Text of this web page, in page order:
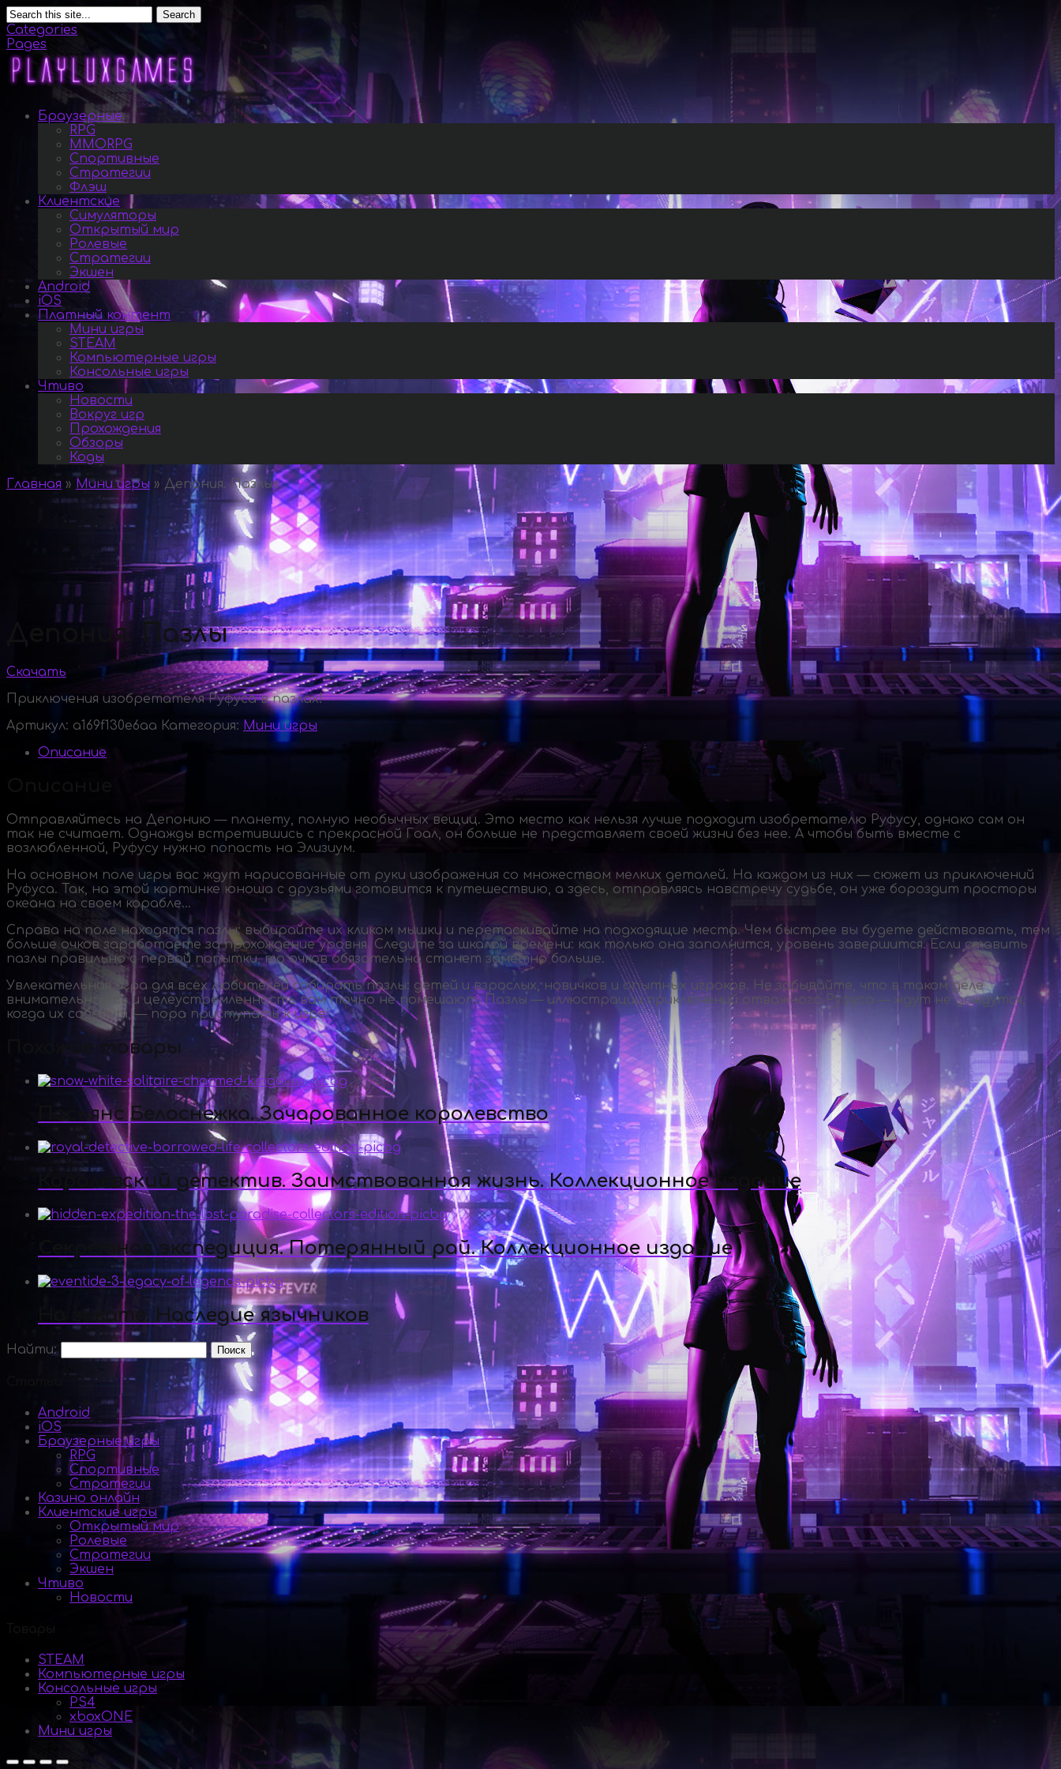
Search
Categories
Pages
Браузерные
RPG
MMORPG
Спортивные
Стратегии
Флэш
Клиентские
Симуляторы
Открытый мир
Ролевые
Стратегии
Экшен
Android
iOS
Платный контент
Мини игры
STEAM
Компьютерные игры
Консольные игры
Чтиво
Новости
Вокруг игр
Прохождения
Обзоры
Коды
Главная » Мини игры » Депония. Пазлы»
Депония. Пазлы
Скачать
Приключения изобретателя Руфуса в пазлах!
Артикул: a169f130e6aa Категория: Мини игры
Описание
Отправляйтесь на Депонию — планету, полную необычных вещиц. Это место как нельзя лучше подходит изобретателю Руфусу, однако сам он
так не считает. Однажды встретившись с прекрасной Гоал, он больше не представляет своей жизни без нее. А чтобы быть вместе с
возлюбленной, Руфусу нужно попасть на Элизиум.
На основном поле игры вас ждут нарисованные от руки изображения со множеством мелких деталей. На каждом из них — сюжет из приключений
Руфуса. Так, на этой картинке юноша с друзьями готовится к путешествию, а здесь, отправляясь навстречу судьбе, он уже бороздит просторы
океана на своем корабле…
Справа на поле находятся пазлы: выбирайте их кликом мышки и перетаскивайте на подходящие места. Чем быстрее вы будете действовать, тем
больше очков заработаете за прохождение уровня. Следите за шкалой времени: как только она заполнится, уровень завершится. Если ставить
пазлы правильно с первой попытки, то очков обязательно станет заметно больше.
Увлекательная игра для всех любителей собирать пазлы: детей и взрослых, новичков и опытных игроков. Не забывайте, что в таком деле
внимательность и целеустремленность вам точно не помешают. Пазлы — иллюстрации приключений отважного Руфуса — ждут не дождутся,
когда их соберут, — пора приступать к игре!
Похожие товары
Пасьянс Белоснежка. Зачарованное королевство
Королевский детектив. Заимствованная жизнь. Коллекционное издание
Секретная экспедиция. Потерянный рай. Коллекционное издание
На закате. Наследие язычников
Найти:
Android
iOS
Браузерные игры
RPG
Спортивные
Стратегии
Казино онлайн
Клиентские игры
Открытый мир
Ролевые
Стратегии
Экшен
Чтиво
Новости
STEAM
Компьютерные игры
Консольные игры
PS4
xboxONE
Мини игры